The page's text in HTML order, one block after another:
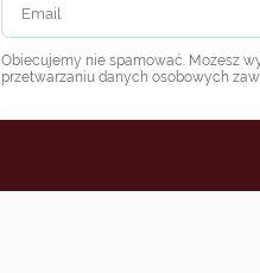
Obiecujemy nie spamować. Możesz
przetwarzaniu danych osobowych